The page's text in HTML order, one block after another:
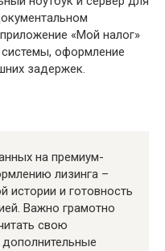
«Мой налог»
оформление
задержек.
на премиум-
лизинга –
истории и готовность
Важно грамотно
свою